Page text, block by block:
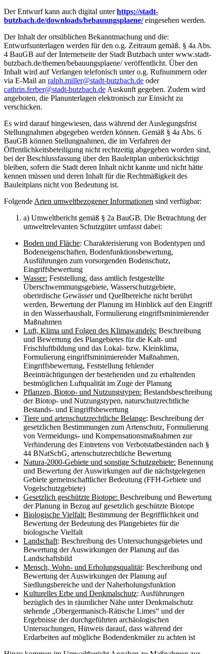
Der Entwurf kann auch digital unterhttps://stadt-
butzbach.de/downloads/bebauungsplaene/eingesehen werden.
Der Inhalt der ortsüblichen Bekanntmachung und die:
Entwurfsunterlagen werden für den o.g. Zeitraum gemäß. § 4a Abs.
4 BauGB auf der Internetseite der Stadt Butzbach unter www.stadt-
butzbach.de/themen/bebauungsplaene/ veröffentlicht. Über den
Inhalt wird auf Verlangen telefonisch unter o.g. Rufnummern oder
via E-Mail an ralph.miller@stadt-butzbach.de oder
cathrin.ferber@stadt-butzbach.de Auskunft gegeben. Zudem wird
angeboten, die Planunterlagen elektronisch zur Einsicht zu
verschicken.
Es wird darauf hingewiesen, dass während der Auslegungsfrist
Stellungnahmen abgegeben werden können. Gemäß § 4a Abs. 6
BauGB können Stellungnahmen, die im Verfahren der
Öffentlichkeitsbeteiligung nicht rechtzeitig abgegeben worden sind,
bei der Beschlussfassung über den Bauleitplan unberücksichtigt
bleiben, sofern die Stadt deren Inhalt nicht kannte und nicht hätte
kennen müssen und deren Inhalt für die Rechtmäßigkeit des
Bauleitplans nicht von Bedeutung ist.
Folgende Arten umweltbezogener Informationen sind verfügbar:
a) Umweltbericht gemäß § 2a BauGB. Die Betrachtung der
umweltrelevanten Schutzgüter umfasst dabei:
Boden und Fläche: Charakterisierung von Bodentypen und
Bodeneigenschaften, Bodenfunktionsbewertung,
Ausführungen zum vorsorgenden Bodenschutz,
Eingriffsbewertung
Wasser: Feststellung, dass amtlich festgestellte
Überschwemmungsgebiete, Wasserschutzgebiete,
oberirdische Gewässer und Quellbereiche nicht berührt
werden, Bewertung der Planung im Hinblick auf den Eingriff
in den Wasserhaushalt, Formulierung eingriffsminimierender
Maßnahmen
Luft, Klima und Folgen des Klimawandels: Beschreibung
und Bewertung des Plangebietes für die Kalt- und
Frischluftbildung und das Lokal- bzw. Kleinklima,
Formulierung eingriffsminimierender Maßnahmen,
Eingriffsbewertung, Feststellung fehlender
Beeinträchtigungen der bestehenden und zu erhaltenden
bestmöglichen Luftqualität im Zuge der Planung
Pflanzen, Biotop- und Nutzungstypen: Bestandsbeschreibung
der Biotop- und Nutzungstypen, naturschutzrechtliche
Bestands- und Eingriffsbewertung
Tiere und artenschutzrechtliche Belange: Beschreibung der
gesetzlichen Bestimmungen zum Artenschutz, Formulierung
von Vermeidungs- und Kompensationsmaßnahmen zur
Verhinderung des Eintretens von Verbotstatbeständen nach §
44 BNatSchG, artenschutzrechtliche Bewertung
Natura-2000-Gebiete und sonstige Schutzgebiete: Benennung
und Bewertung der Auswirkungen auf die nächstgelegenen
Gebiete gemeinschaftlicher Bedeutung (FFH-Gebiete und
Vogelschutzgebiete)
Gesetzlich geschützte Biotope: Beschreibung und Bewertung
der Planung in Bezug auf gesetzlich geschützte Biotope
Biologische Vielfalt: Bestimmung der Begrifflichkeit und
Bewertung der Bedeutung des Plangebietes für die
biologische Vielfalt
Landschaft: Beschreibung des Untersuchungsgebietes und
Bewertung der Auswirkungen der Planung auf das
Landschaftsbild
Mensch, Wohn- und Erholungsqualität: Beschreibung und
Bewertung der Auswirkungen der Planung auf
Siedlungsbereiche und der Naherholungsfunktion
Kulturelles Erbe und Denkmalschutz: Ausführungen
bezüglich des in räumlicher Nähe unter Denkmalschutz
stehende „Obergermanisch-Rätische Limes“ und der
Ergebnisse der durchgeführten archäologischen
Untersuchungen, Hinweis darauf, dass während der
Erdarbeiten auf mögliche Bodendenkmäler zu achten ist